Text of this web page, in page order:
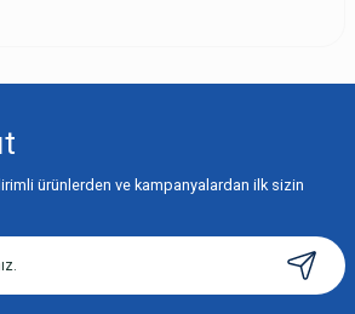
ürünlerden ve kampanyalardan ilk sizin